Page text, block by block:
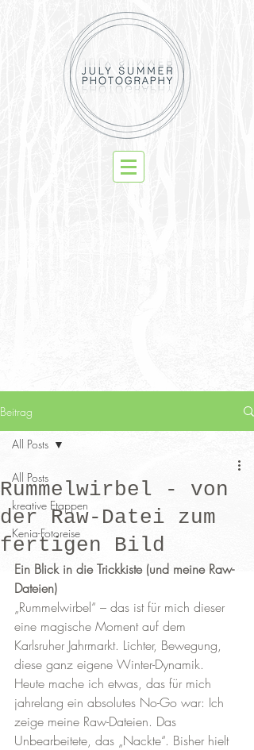
Beitrag
All Posts
kreative Etappen
Kenia-Fotoreise
All Posts
Rummelwirbel - von
der Raw-Datei zum
fertigen Bild
Ein Blick in die Trickkiste (und meine Raw-
Dateien)
„Rummelwirbel“ – das ist für mich dieser
eine magische Moment auf dem
Karlsruher Jahrmarkt. Lichter, Bewegung,
diese ganz eigene Winter-Dynamik.
Heute mache ich etwas, das für mich
jahrelang ein absolutes No-Go war: Ich
zeige meine Raw-Dateien. Das
Unbearbeitete, das „Nackte“. Bisher hielt